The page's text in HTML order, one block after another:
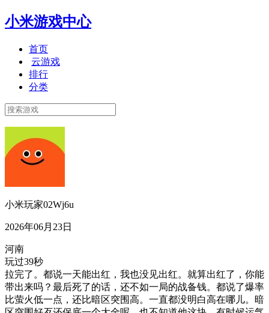
小米游戏中心
首页
云游戏
排行
分类
小米玩家02Wj6u
2026年06月23日
河南
玩过39秒
拉完了。都说一天能出红，我也没见出红。就算出红了，你能
带出来吗？最后死了的话，还不如一局的战备钱。都说了爆率
比萤火低一点，还比暗区突围高。一直都没明白高在哪儿。暗